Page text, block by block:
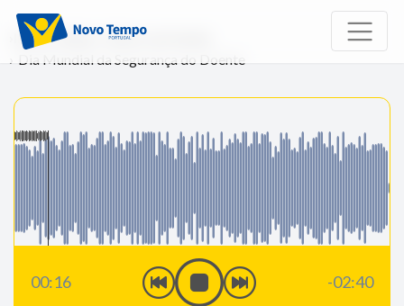
Início Rádio
Diário da Saúde
Dia Mundial da Segurança do Doente
00:16 -02:40